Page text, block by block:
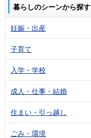
暮らしのシーンから探す
妊娠・出産
子育て
入学・学校
成人・仕事・結婚
住まい・引っ越し
ごみ・環境